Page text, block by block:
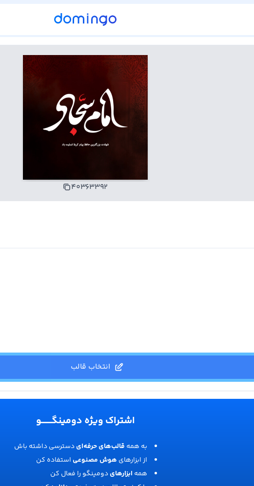
انتخاب قالب
۴۰۳۶۳۳۹۲
اشتراک ویژه دومینگـــــــو
به همه قالب‌های حرفه‌ایدسترسی داشته باش
از ابزارهای هوش مصنوعی استفاده کن
همه ابزارهایدومینگو را فعال کن